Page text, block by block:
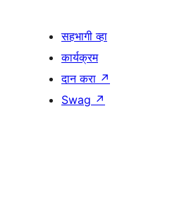
सहभागी व्हा
कार्यक्रम
दान करा ↗
Swag ↗